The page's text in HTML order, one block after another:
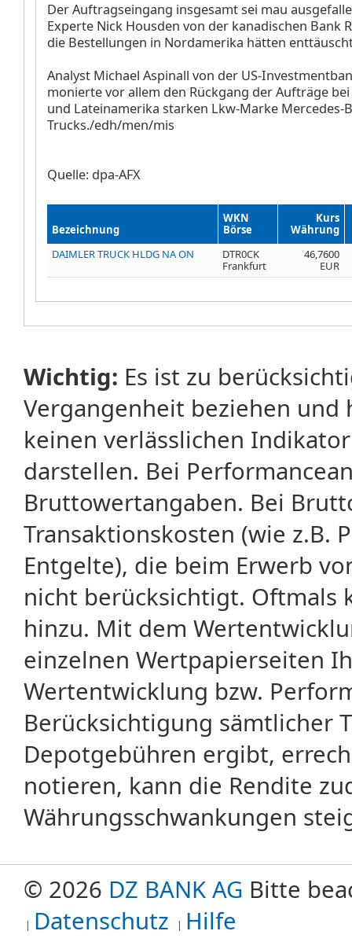
Der Auftragseingang insgesamt sei mau
Experte Nick Housden von der kanadischen Bank
die Bestellungen in Nordamerika hätten
Analyst Michael Aspinall von der US-
monierte vor allem den Rückgang der Aufträge
und Lateinamerika starken Lkw-Marke Mercedes-
Trucks./edh/men/mis
Quelle: dpa-AFX
Bezeichnung
WKN
Börse
Kurs
Währung
DAIMLER TRUCK HLDG NA ON
DTR0CK
Frankfurt
46,7600
EUR
Wichtig: Es ist zu
Vergangenheit beziehen
keinen verlässlichen
darstellen. Bei
Bruttowertangaben. Bei
Transaktionskosten (wie z.B.
Entgelte), die beim Erwerb
nicht berücksichtigt. Oftmals
hinzu. Mit dem
einzelnen Wertpapierseiten
Wertentwicklung bzw.
Berücksichtigung sämtlicher
Depotgebühren ergibt,
notieren, kann die Rendite
Währungsschwankungen
© 2026 DZ BANK AG Bitte
Datenschutz Hilfe